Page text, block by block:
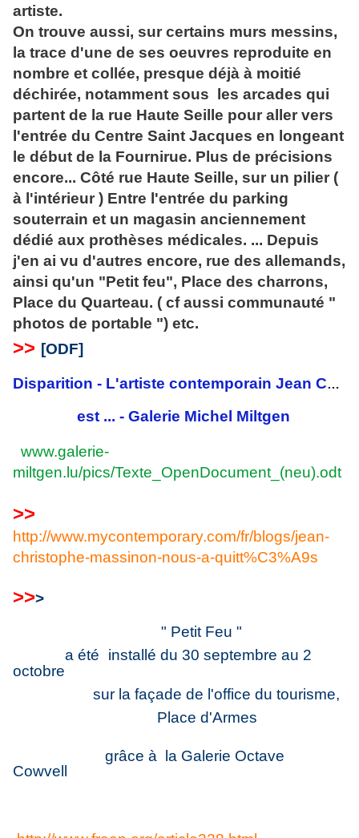
artiste.
On trouve aussi, sur certains murs messins,
la trace d'une de ses oeuvres reproduite en
nombre et collée, presque déjà à moitié
déchirée, notamment sous les arcades qui
partent de la rue Haute Seille pour aller vers
l'entrée du Centre Saint Jacques en longeant
le début de la Fournirue. Plus de précisions
encore... Côté rue Haute Seille, sur un pilier (
à l'intérieur ) Entre l'entrée du parking
souterrain et un magasin anciennement
dédié aux prothèses médicales. ... Depuis
j'en ai vu d'autres encore, rue des allemands,
ainsi qu'un "Petit feu", Place des charrons,
Place du Quarteau. ( cf aussi communauté "
photos de portable ") etc.
>> [ODF]
Disparition - L'artiste contemporain Jean Christophe MASSINON
est ... - Galerie Michel Miltgen
www.galerie-
miltgen.lu/pics/Texte_OpenDocument_(neu).odt
>>
http://www.mycontemporary.com/fr/blogs/jean-
christophe-massinon-nous-a-quitt%C3%A9s
>>>
" Petit Feu "
a été
installé du 30 septembre au 2
octobre
sur la façade de l'office du tourisme,
Place d'Armes
grâce à la Galerie Octave
Cowvell